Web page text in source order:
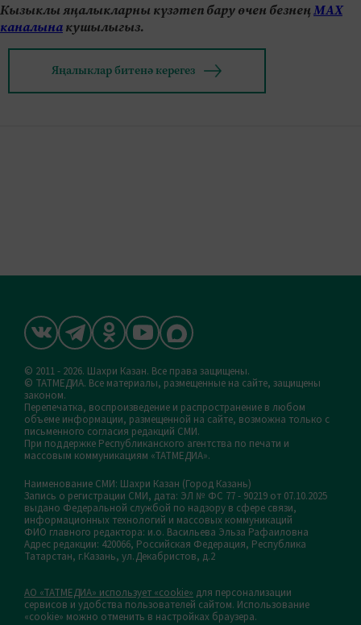
Кызыклы яңалыкларны күзәтеп бару өчен безнеңМАХ
каналынакушылыгыз.
Яңалыклар битенә керегез
© 2011 - 2026. Шахри Казан. Все права защищены.
© ТАТМЕДИА. Все материалы, размещенные на сайте, защищены
законом.
Перепечатка, воспроизведение и распространение в любом
объеме информации, размещенной на сайте, возможна только с
письменного согласия редакций СМИ.
При поддержке Республиканского агентства по печати и
массовым коммуникациям «ТАТМЕДИА».
Наименование СМИ: Шахри Казан (Город Казань)
Запись о регистрации СМИ, дата: ЭЛ № ФС 77 - 90219 от 07.10.2025
выдано Федеральной службой по надзору в сфере связи,
информационных технологий и массовых коммуникаций
ФИО главного редактора: и.о. Васильева Эльза Рафаиловна
Адрес редакции: 420066, Российская Федерация, Республика
Татарстан, г.Казань, ул.Декабристов, д.2
АО «ТАТМЕДИА» использует «cookie» для персонализации
сервисов и удобства пользователей сайтом. Использование
«cookie» можно отменить в настройках браузера.